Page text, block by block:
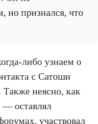
но признался, что
либо узнаем о
с Сатоши
Также неясно, как
оставлял
участвовал